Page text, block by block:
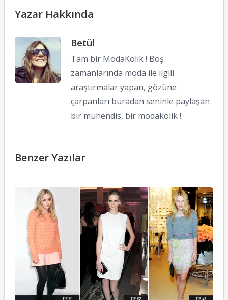
Yazar Hakkında
Betül
Tam bir ModaKolik ! Boş
zamanlarında moda ile ilgili
araştırmalar yapan, gözüne
çarpanları buradan seninle paylaşan
bir mühendis, bir modakolik !
Benzer Yazılar